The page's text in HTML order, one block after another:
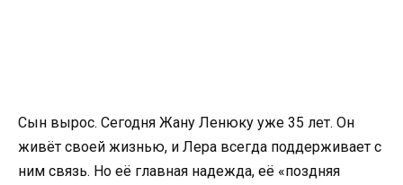
Сын вырос. Сегодня Жану Ленюку уже 35 лет. Он
живёт своей жизнью, и Лера всегда поддерживает с
ним связь. Но её главная надежда, её «поздняя